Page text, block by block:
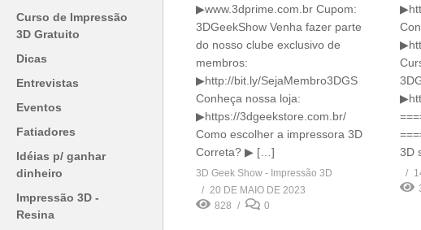
Curso de Impressão
3D Gratuito
Dicas
Entrevistas
Eventos
Fatiadores
Idéias p/ ganhar
dinheiro
Impressão 3D -
Resina
▶www.3dprime.com.br Cupom:
3DGeekShow Venha fazer parte
do nosso clube exclusivo de
membros:
▶http://bit.ly/SejaMembro3DGS
Conheça nossa loja:
▶https://3dgeekstore.com.br/
Como escolher a impressora 3D
Correta? ▶ […]
3D Geek Show - Impressão 3D
20 DE MAIO DE 2023
828
0
3D